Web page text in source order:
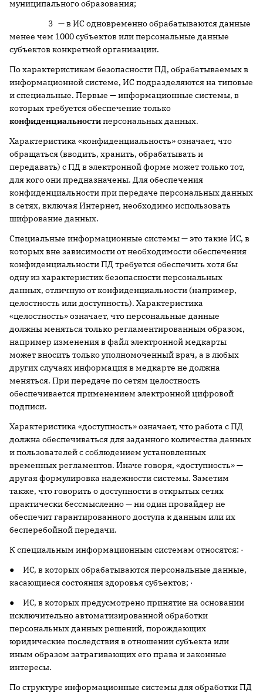
муниципального образования;
3 — в ИС одновременно обрабатываются данные
менее чем 1000 субъектов или персональные данные
субъектов конкретной организации.
По характеристикам безопасности ПД, обрабатываемых в
информационной системе, ИС подразделяются на типовые
и специальные. Первые — информационные системы, в
которых требуется обеспечение только
конфиденциальностиперсональных данных.
Характеристика «конфиденциальность» означает, что
обращаться (вводить, хранить, обрабатывать и
передавать) с ПД в электронной форме может только тот,
для кого они предназначены. Для обеспечения
конфиденциальности при передаче персональных данных
в сетях, включая Интернет, необходимо использовать
шифрование данных.
Специальные информационные системы — это такие ИС, в
которых вне зависимости от необходимости обеспечения
конфиденциальности ПД требуется обеспечить хотя бы
одну из характеристик безопасности персональных
данных, отличную от конфиденциальности (например,
целостность или доступность). Характеристика
«целостность» означает, что персональные данные
должны меняться только регламентированным образом,
например изменения в файл электронной медкарты
может вносить только уполномоченный врач, а в любых
других случаях информация в медкарте не должна
меняться. При передаче по сетям целостность
обеспечивается применением электронной цифровой
подписи.
Характеристика «доступность» означает, что работа с ПД
должна обеспечиваться для заданного количества данных
и пользователей с соблюдением установленных
временных регламентов. Иначе говоря, «доступность» —
другая формулировка надежности системы. Заметим
также, что говорить о доступности в открытых сетях
практически бессмысленно — ни один провайдер не
обеспечит гарантированного доступа к данным или их
бесперебойной передачи.
К специальным информационным системам относятся: ·
● ИС, в которых обрабатываются персональные данные,
касающиеся состояния здоровья субъектов; ·
● ИС, в которых предусмотрено принятие на основании
исключительно автоматизированной обработки
персональных данных решений, порождающих
юридические последствия в отношении субъекта или
иным образом затрагивающих его права и законные
интересы.
По структуре информационные системы для обработки ПД